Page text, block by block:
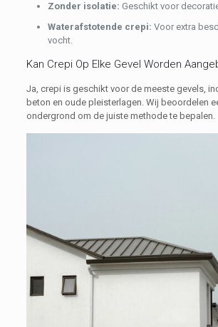
Zonder isolatie: Geschikt voor
Waterafstotende crepi: Voor extra
vocht.
Kan Crepi Op Elke Gevel Worden
Ja, crepi is geschikt voor de meeste gevels,
beton en oude pleisterlagen. Wij beoordelen
ondergrond om de juiste methode te bepalen.